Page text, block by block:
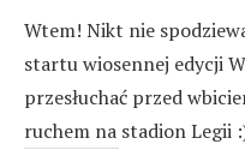
Wtem! Nikt nie
startu wiosennej edycji
przesłuchać przed
ruchem na stadion Legii